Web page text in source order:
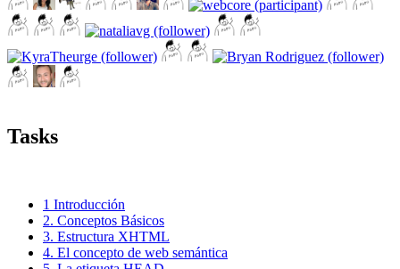
Tasks
1 Introducción
2. Conceptos Básicos
3. Estructura XHTML
4. El concepto de web semántica